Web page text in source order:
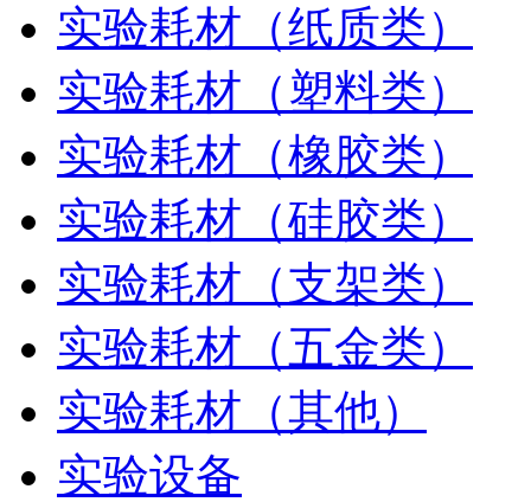
实验耗材（纸质类）
实验耗材（塑料类）
实验耗材（橡胶类）
实验耗材（硅胶类）
实验耗材（支架类）
实验耗材（五金类）
实验耗材（其他）
实验设备